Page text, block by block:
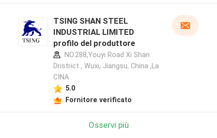
TSING SHAN STEEL
INDUSTRIAL LIMITED
profilo del produttore
NO.288,Youyi Road Xi Shan
Dristrict , Wuxi, Jiangsu, China ,La
CINA
5.0
Fornitore verificato
Osservi più